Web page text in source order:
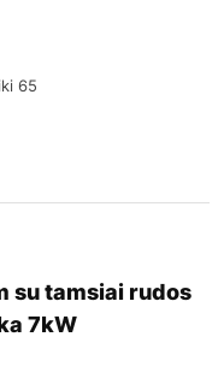
65
su tamsiai rudos
7kW